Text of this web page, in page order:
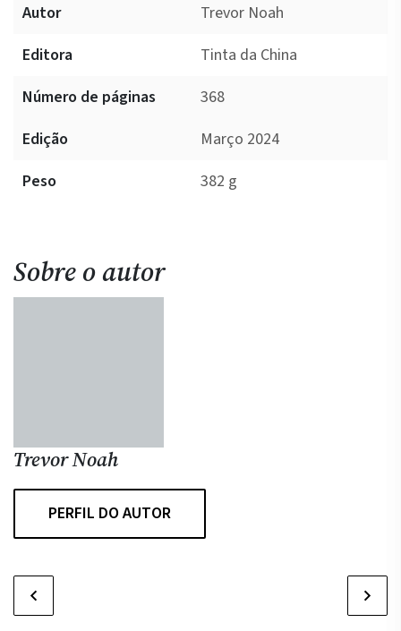
Autor
Trevor Noah
Editora
Tinta da China
Número de páginas
368
Edição
Março 2024
Peso
382 g
Sobre o autor
Trevor Noah
PERFIL DO AUTOR